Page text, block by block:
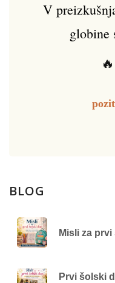
V
globine
BLOG
Misli za
Prvi šolski